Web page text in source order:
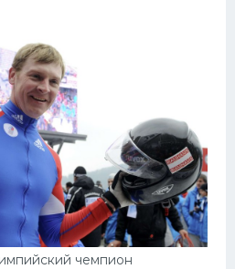
чемпион